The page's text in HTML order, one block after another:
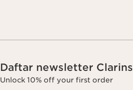
Daftar newsletter Clarins
Unlock 10% off your first order